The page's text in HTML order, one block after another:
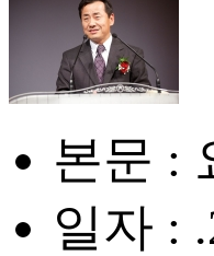
본문 :
일자 :